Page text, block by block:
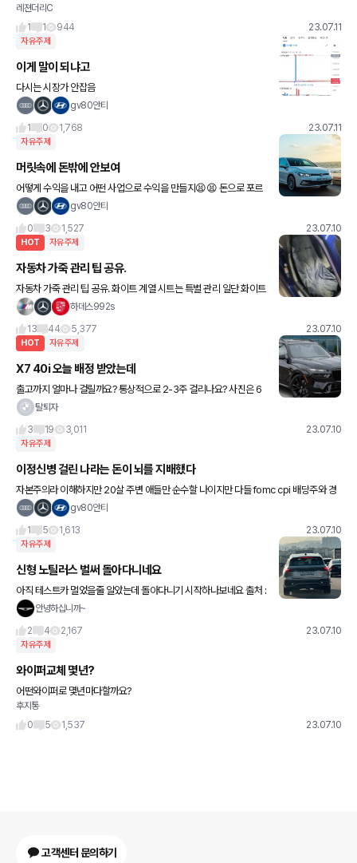
레젼더리C
1
1 944 23.07.11
자유주제
이게 말이 되냐고
다시는 시장가 안잡음
gv80안티
1
0 1,768 23.07.11
자유주제
머릿속에 돈밖에 안보여
어떻게 수익을 내고 어떤 사업으로 수익을 만들지😫😫 돈으로 포르
쉐랑 예쁜여자를 살 생각에 머릿속에 온통 돈벌 생각뿐 유튜브도 다
gv80안티
0
3 1,527 23.07.10
HOT 자유주제
자동차 가죽 관리 팁 공유.
자동차 가죽 관리 팁 공유. 화이트 계열 시트는 특별 관리 일단 화이트
계열을 구매했다면 각오해야 함 애마 992는 21년식이며 2년이 넘
하데스992s
13
44 5,377 23.07.10
HOT 자유주제
X7 40i 오늘 배정 받았는데
출고까지 얼마나 걸릴까요? 통상적으로 2-3주 걸리나요? 사진은 6
0입니다 😁
탈퇴자
3
19 3,011 23.07.10
자유주제
이정신병 걸린 나라는 돈이 뇌를 지배했다
자본주의라 이해하지만 20살 주변 애들만 순수할 나이지만 다들 fomc cpi 배당주와 경
기민감주를 다 알고 있으며 경제적 계급표 같은걸 다알고 여자애들은 자기가 가치 높다는
gv80안티
1
5 1,613 23.07.10
자유주제
신형 노틸러스 벌써 돌아다니네요
아직 테스트카 멀었을줄 알았는데 돌아다니기 시작하나보네요 출처 :
네이버 카페 링하사
안녕하십니까~
2
4 2,167 23.07.10
자유주제
와이퍼교체 몇년?
어떤와이퍼로 몇년마다할까요?
후지통
0
5 1,537 23.07.10
고객센터 문의하기